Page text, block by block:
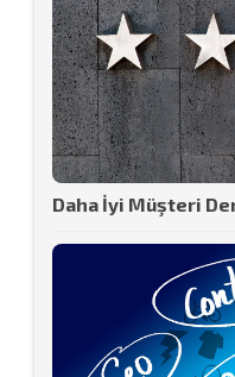
Daha İyi Müşteri